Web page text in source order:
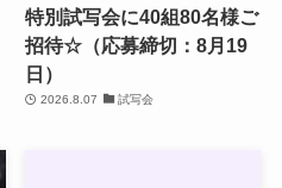
特別試写会に40組80名様ご
招待☆（応募締切：8月19
日）
2026.8.07 試写会